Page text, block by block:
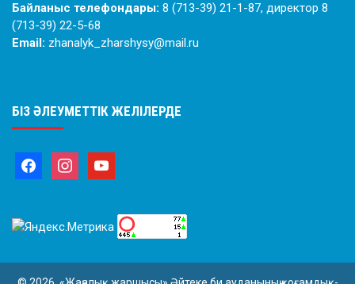
Байланыс телефондары: 8 (713-39) 21-1-87, директор 8
(713-39) 22-5-68
Email: zhanalyk_zharshysy@mail.ru
БІЗ ӘЛЕУМЕТТІК ЖЕЛІЛЕРДЕ